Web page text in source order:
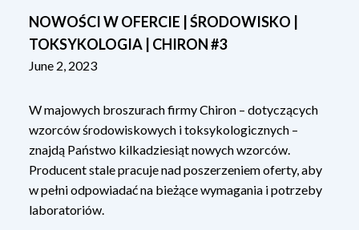
NOWOŚCI W OFERCIE | ŚRODOWISKO |
TOKSYKOLOGIA | CHIRON #3
June 2, 2023
W majowych broszurach firmy Chiron – dotyczących
wzorców środowiskowych i toksykologicznych –
znajdą Państwo kilkadziesiąt nowych wzorców.
Producent stale pracuje nad poszerzeniem oferty, aby
w pełni odpowiadać na bieżące wymagania i potrzeby
laboratoriów.